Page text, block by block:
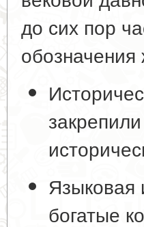
до сих пор
Языковая
богатые